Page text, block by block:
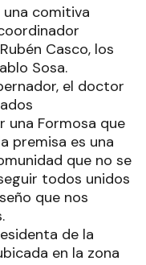
comitiva
Casco, los
Sosa.
el doctor
una Formosa que
premisa es una
que no se
todos unidos
que nos
de la
en la zona